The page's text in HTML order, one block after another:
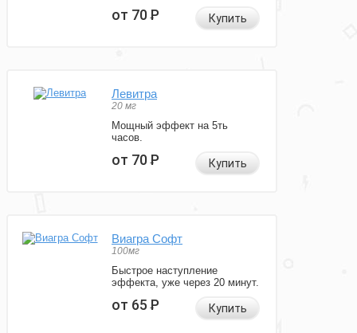
от 70Р Купить
Левитра
20 мг
Мощный эффект на 5ть
часов.
от 70Р Купить
Виагра Софт
100мг
Быстрое наступление
эффекта, уже через 20 минут.
от 65Р Купить